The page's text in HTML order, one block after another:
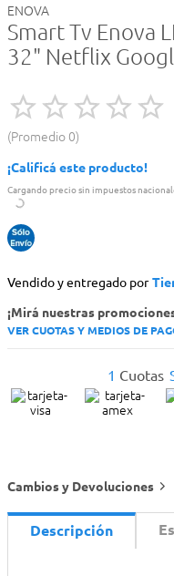
ENOVA
Smart Tv Enova
32" Netflix
Promedio 0
¡Calificá este producto!
Cargando precio sin impuestos
Vendido y entregado por
¡Mirá nuestras
VER CUOTAS Y MEDIOS DE
1 Cuotas
Cambios y Devoluciones
Descripción